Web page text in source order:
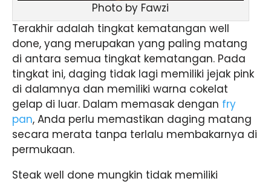
Photo by Fawzi
Terakhir adalah tingkat kematangan well
done, yang merupakan yang paling matang
di antara semua tingkat kematangan. Pada
tingkat ini, daging tidak lagi memiliki jejak pink
di dalamnya dan memiliki warna cokelat
gelap di luar. Dalam memasak dengan fry
pan, Anda perlu memastikan daging matang
secara merata tanpa terlalu membakarnya di
permukaan.
Steak well done mungkin tidak memiliki